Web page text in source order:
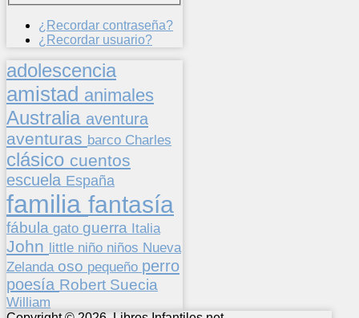
¿Recordar contraseña?
¿Recordar usuario?
adolescencia
amistad animales
Australia aventura
aventuras barco Charles
clásico cuentos
escuela España
familia fantasía
fábula gato guerra Italia
John little niño niños Nueva
Zelanda oso pequeño perro
poesía Robert Suecia
William